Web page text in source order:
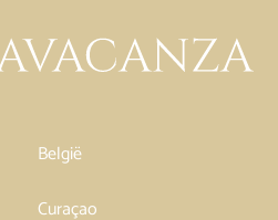
België
Curaçao